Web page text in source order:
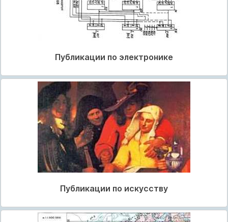
Публикации по электронике
Публикации по искусству